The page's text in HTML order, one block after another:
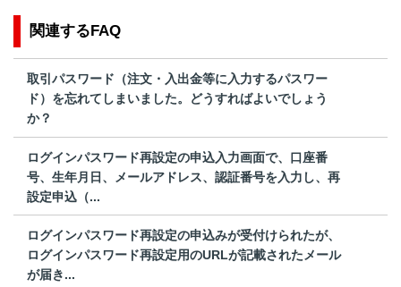
関連するFAQ
取引パスワード（注文・入出金等に入力するパスワー
ド）を忘れてしまいました。どうすればよいでしょう
か？
ログインパスワード再設定の申込入力画面で、口座番
号、生年月日、メールアドレス、認証番号を入力し、再
設定申込（...
ログインパスワード再設定の申込みが受付けられたが、
ログインパスワード再設定用のURLが記載されたメール
が届き...